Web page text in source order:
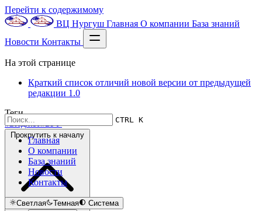
Перейти к содержимому
ВЦ Нургуш Главная О компании База знаний
Новости Контакты
CTRL K
Главная
О компании
База знаний
Новости
Контакты
Светлая Темная
Система
На этой странице
Краткий список отличий новой версии от предыдущей
редакции 1.0
Теги
#Бюджет#БГУ
Прокрутить к началу